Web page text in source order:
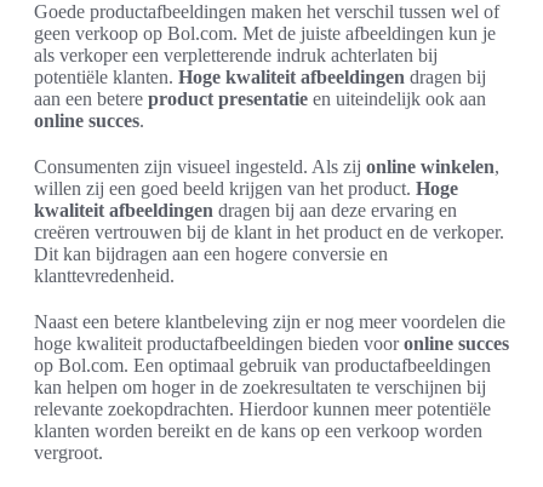
Goede productafbeeldingen maken het verschil tussen wel of
geen verkoop op Bol.com. Met de juiste afbeeldingen kun je
als verkoper een verpletterende indruk achterlaten bij
potentiële klanten. Hoge kwaliteit afbeeldingen dragen bij
aan een betere product presentatie en uiteindelijk ook aan
online succes.
Consumenten zijn visueel ingesteld. Als zij online winkelen,
willen zij een goed beeld krijgen van het product. Hoge
kwaliteit afbeeldingen dragen bij aan deze ervaring en
creëren vertrouwen bij de klant in het product en de verkoper.
Dit kan bijdragen aan een hogere conversie en
klanttevredenheid.
Naast een betere klantbeleving zijn er nog meer voordelen die
hoge kwaliteit productafbeeldingen bieden vooronline succes
op Bol.com. Een optimaal gebruik van productafbeeldingen
kan helpen om hoger in de zoekresultaten te verschijnen bij
relevante zoekopdrachten. Hierdoor kunnen meer potentiële
klanten worden bereikt en de kans op een verkoop worden
vergroot.